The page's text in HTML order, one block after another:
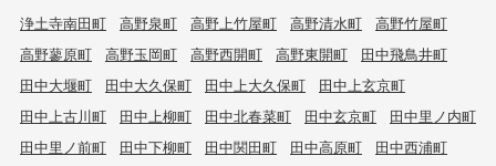
浄土寺南田町
高野泉町 高野上竹屋町 高野清水町
高野竹屋町
高野蓼原町
高野玉岡町 高野西開町 高野東開町
田中飛鳥井町
田中大堰町
田中大久保町 田中上大久保町
田中上玄京町
田中上古川町
田中上柳町 田中北春菜町 田中玄京町
田中里ノ内町
田中里ノ前町
田中下柳町 田中関田町 田中高原町
田中西浦町